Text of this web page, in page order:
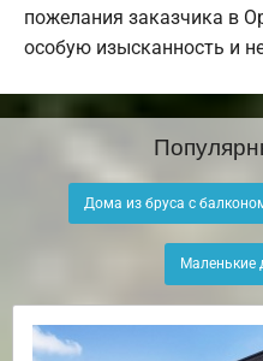
пожелания заказчика в
особую изысканность и
Дома из бруса с
Маленькие